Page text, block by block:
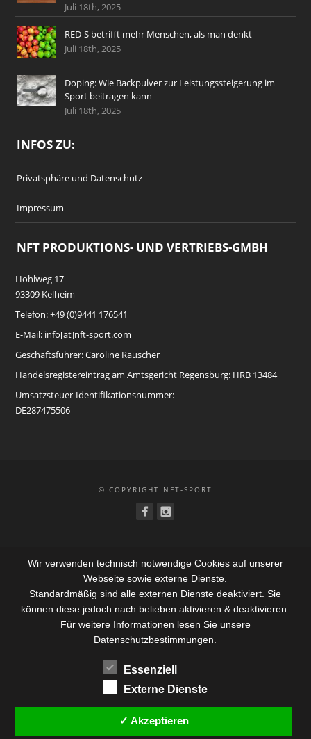
Juli 18th, 2025
RED-S betrifft mehr Menschen, als man denkt
Juli 18th, 2025
Doping: Wie Backpulver zur Leistungssteigerung im
Sport beitragen kann
Juli 18th, 2025
INFOS ZU:
Privatsphäre und Datenschutz
Impressum
NFT PRODUKTIONS- UND VERTRIEBS-GMBH
Hohlweg 17
93309 Kelheim
Telefon: +49 (0)9441 176541
E-Mail: info[at]nft-sport.com
Geschäftsführer: Caroline Rauscher
Handelsregistereintrag am Amtsgericht Regensburg: HRB 13484
Umsatzsteuer-Identifikationsnummer:
DE287475506
© COPYRIGHT NFT-SPORT
Wir verwenden technisch notwendige Cookies auf unserer
Webseite sowie externe Dienste.
Standardmäßig sind alle externen Dienste deaktiviert. Sie
können diese jedoch nach belieben aktivieren & deaktivieren.
Für weitere Informationen lesen Sie unsere
Datenschutzbestimmungen.
Essenziell
Externe Dienste
✓ Akzeptieren